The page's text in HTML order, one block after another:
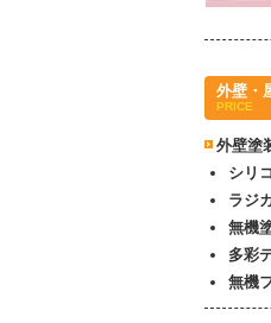
外壁・
PRICE
外壁塗
シリ
ラジ
無機
多彩
無機